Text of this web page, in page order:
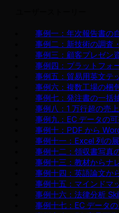
事例一：年次報告書の
事例二：新技術の調査
事例三：顧客プレゼン
事例四：プラットフォ
事例五：貿易用英文テ
事例六：複数工場の梱
事例七：発注書の一括
事例八：1 万行超の売
事例九：EC データの
事例十：PDF から
事例十一：Excel 列の
事例十二：領収書写真
事例十三：教材からナ
事例十四：英語論文か
事例十五：マインドマ
事例十六：法律分析
事例十七：EC データ